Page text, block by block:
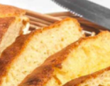
γλυκιά και
σε 25 λεπτά!
στιγμή.